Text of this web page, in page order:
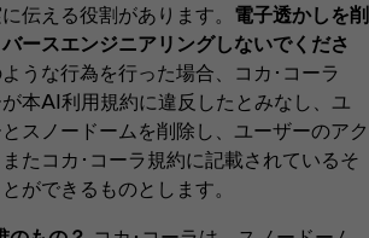
伝える役割があります。 電子透かしを削
ースエンジニアリングしないでくださ
うな行為を行った場合、コカ･コーラ
本AI利用規約に違反したとみなし、ユ
スノードームを削除し、ユーザーのアク
たコカ･コーラ規約に記載されているそ
ができるものとします。